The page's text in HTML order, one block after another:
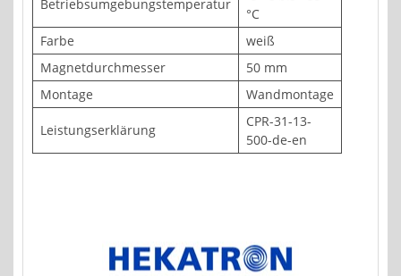
Betriebsumgebungstemperatur
°C
Farbe
weiß
Magnetdurchmesser
50 mm
Montage
Wandmontage
Leistungserklärung
CPR-31-13-
500-de-en